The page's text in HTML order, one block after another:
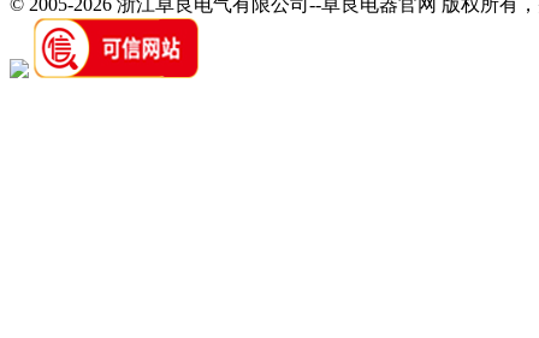
© 2005-2026 浙江卓良电气有限公司--卓良电器官网 版权所有